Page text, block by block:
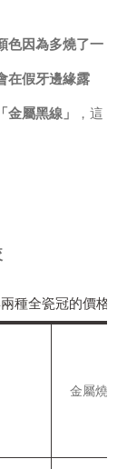
色因為多燒了一
在假牙邊緣露
屬黑線」
，這
種全瓷冠的價格比
金屬燒瓷